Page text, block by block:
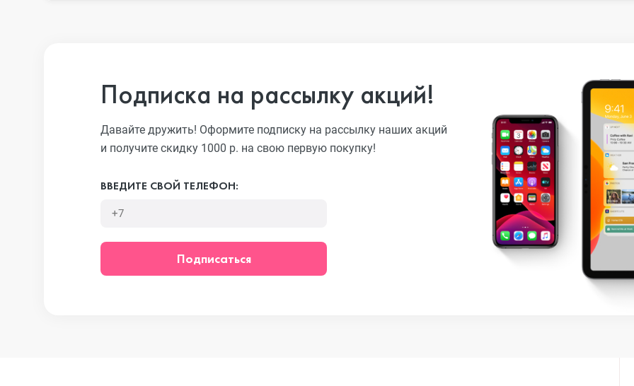
Подписка на рассылку акций!
Давайте дружить! Оформите подписку на рассылку наших акций
и получите скидку 1000 р. на свою первую покупку!
ВВЕДИТЕ СВОЙ ТЕЛЕФОН:
Подписаться